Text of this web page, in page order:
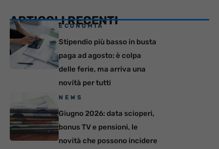
ARTICOLI RECENTI
ECONOMIA
Stipendio più basso in busta
paga ad agosto: è colpa
delle ferie, ma arriva una
novità per tutti
NEWS
Giugno 2026: data scioperi,
bonus TV e pensioni, le
novità che possono incidere